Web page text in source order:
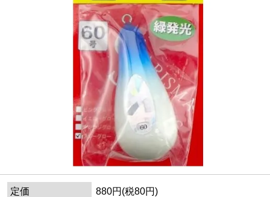
定価
880円(税80円)